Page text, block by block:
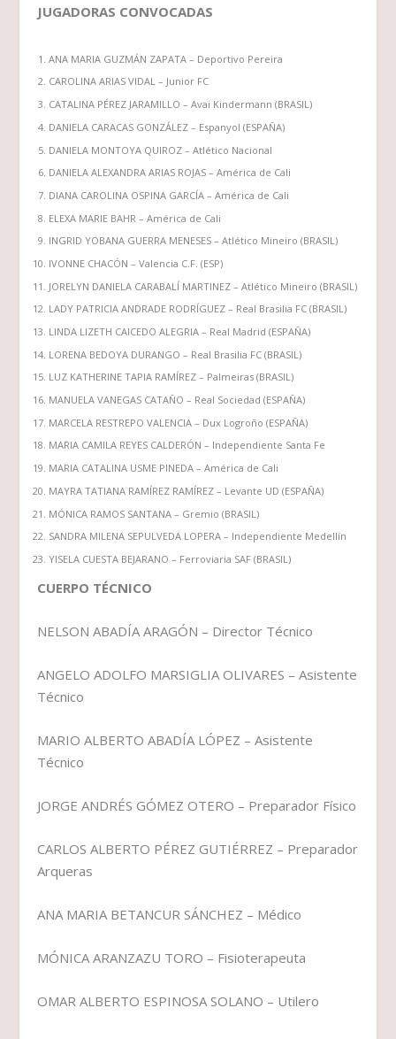
JUGADORAS CONVOCADAS
ANA MARIA GUZMÁN ZAPATA – Deportivo Pereira
CAROLINA ARIAS VIDAL – Junior FC
CATALINA PÉREZ JARAMILLO – Avai Kindermann (BRASIL)
DANIELA CARACAS GONZÁLEZ – Espanyol (ESPAÑA)
DANIELA MONTOYA QUIROZ – Atlético Nacional
DANIELA ALEXANDRA ARIAS ROJAS – América de Cali
DIANA CAROLINA OSPINA GARCÍA – América de Cali
ELEXA MARIE BAHR – América de Cali
INGRID YOBANA GUERRA MENESES – Atlético Mineiro (BRASIL)
IVONNE CHACÓN – Valencia C.F. (ESP)
JORELYN DANIELA CARABALÍ MARTINEZ – Atlético Mineiro (BRASIL)
LADY PATRICIA ANDRADE RODRÍGUEZ – Real Brasilia FC (BRASIL)
LINDA LIZETH CAICEDO ALEGRIA – Real Madrid (ESPAÑA)
LORENA BEDOYA DURANGO – Real Brasilia FC (BRASIL)
LUZ KATHERINE TAPIA RAMÍREZ – Palmeiras (BRASIL)
MANUELA VANEGAS CATAÑO – Real Sociedad (ESPAÑA)
MARCELA RESTREPO VALENCIA – Dux Logroño (ESPAÑA)
MARIA CAMILA REYES CALDERÓN – Independiente Santa Fe
MARIA CATALINA USME PINEDA – América de Cali
MAYRA TATIANA RAMÍREZ RAMÍREZ – Levante UD (ESPAÑA)
MÓNICA RAMOS SANTANA – Gremio (BRASIL)
SANDRA MILENA SEPULVEDA LOPERA – Independiente Medellín
YISELA CUESTA BEJARANO – Ferroviaria SAF (BRASIL)
CUERPO TÉCNICO
NELSON ABADÍA ARAGÓN – Director Técnico
ANGELO ADOLFO MARSIGLIA OLIVARES – Asistente
Técnico
MARIO ALBERTO ABADÍA LÓPEZ – Asistente
Técnico
JORGE ANDRÉS GÓMEZ OTERO – Preparador Físico
CARLOS ALBERTO PÉREZ GUTIÉRREZ – Preparador
Arqueras
ANA MARIA BETANCUR SÁNCHEZ – Médico
MÓNICA ARANZAZU TORO – Fisioterapeuta
OMAR ALBERTO ESPINOSA SOLANO – Utilero